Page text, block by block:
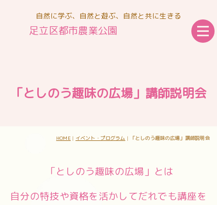
自然に学ぶ、自然と遊ぶ、自然と共に生きる
足立区都市農業公園
「としのう趣味の広場」講師説明会
HOME | イベント・プログラム | 「としのう趣味の広場」講師説明会
「としのう趣味の広場」とは
自分の特技や資格を活かしてだれでも講座を